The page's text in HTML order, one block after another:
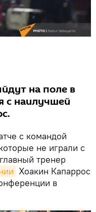
на поле в
с наилучшей
с командой
не играли с
тренер
Хоакин Капаррос
в